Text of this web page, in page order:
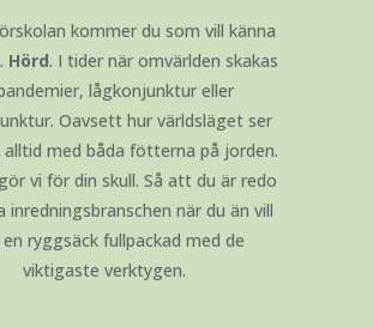
kommer du som vill känna
. Hörd. I tider när omvärlden skakas
lågkonjunktur eller
Oavsett hur världsläget ser
med båda fötterna på jorden.
vi för din skull. Så att du är redo
när du än vill
ryggsäck fullpackad med de
viktigaste verktygen.